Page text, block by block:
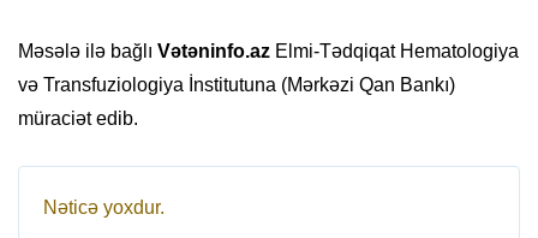
Məsələ ilə bağlı Vətəninfo.az Elmi-Tədqiqat Hematologiya
və Transfuziologiya İnstitutuna (Mərkəzi Qan Bankı)
müraciət edib.
Nəticə yoxdur.